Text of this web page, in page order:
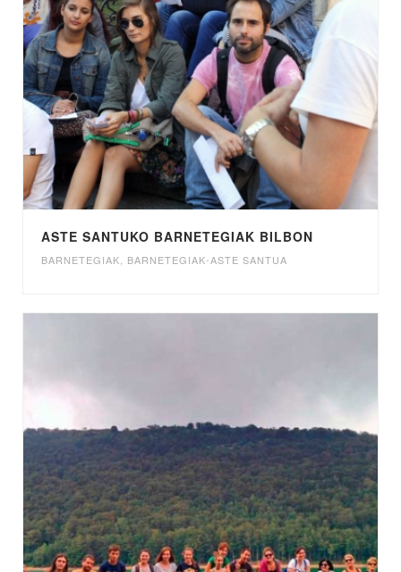
ASTE SANTUKO BARNETEGIAK BILBON
BARNETEGIAK, BARNETEGIAK-ASTE SANTUA